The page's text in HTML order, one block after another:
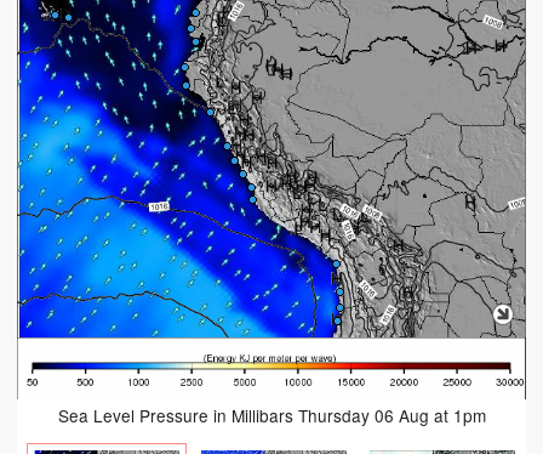
Sea Level Pressure in Millibars Thursday 06 Aug at 1pm